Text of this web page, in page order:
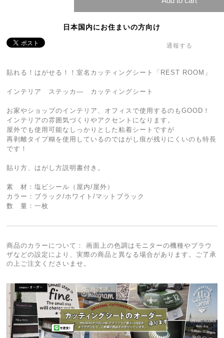
日本国内にお住まいの方向け
通報する
貼れる！はがせる！！室名カッティングシート「REST ROOM」
インテリア ステッカ― カッティングシート
お家やショップのインテリア、オフィスで使用するのもGOOD！
インテリアの雰囲気づくりやアクセントになります。
屋外でも使用可能なしっかりとした粘着シートですが
再剥離タイプ糊を使用しているのではがし痕が残りにくいのも特長
です！
貼り方、はがし方説明書付き。
素 材：塩ビシール（屋内/屋外）
カラー：ブラック/ホワイト/マットブラック
数 量：一枚
商品のカラーについて： 画面上の色調はモニターの機種やブラウ
ザなどの設定により、実際の商品と異なる場合があります。ご了承
の上ご注文くださいませ。